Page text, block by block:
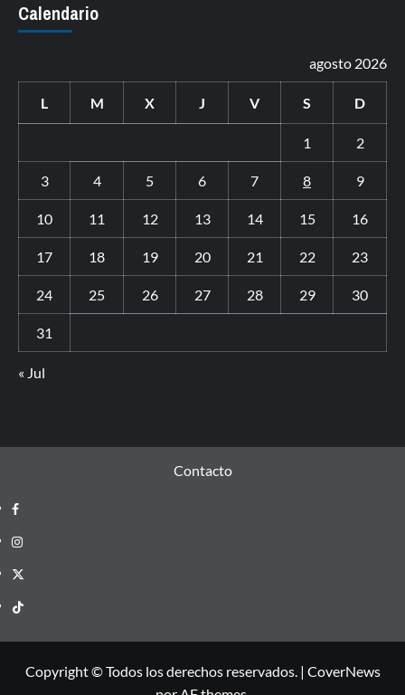
Calendario
agosto 2026
L M X J V S D
1 2
3 4 5 6 7 8 9
10 11 12 13 14 15 16
17 18 19 20 21 22 23
24 25 26 27 28 29 30
31
« Jul
Contacto
Copyright © Todos los derechos reservados. | CoverNews